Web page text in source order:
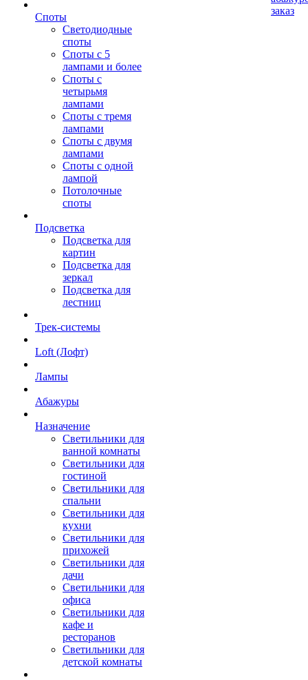
Споты
Светодиодные
споты
Споты с 5
лампами и более
Споты с
четырьмя
лампами
Споты с тремя
лампами
Споты с двумя
лампами
Споты с одной
лампой
Потолочные
споты
Подсветка
Подсветка для
картин
Подсветка для
зеркал
Подсветка для
лестниц
Трек-системы
Loft (Лофт)
Лампы
Абажуры
Назначение
Светильники для
ванной комнаты
Светильники для
гостиной
Светильники для
спальни
Светильники для
кухни
Светильники для
прихожей
Светильники для
дачи
Светильники для
офиса
Светильники для
кафе и
ресторанов
Светильники для
детской комнаты
заказ